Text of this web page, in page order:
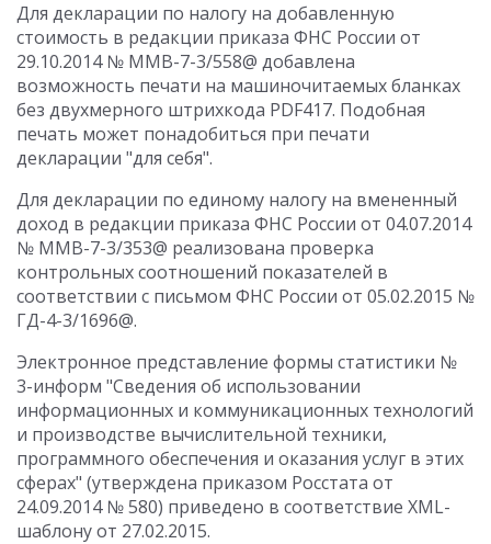
Для декларации по налогу на добавленную
стоимость в редакции приказа ФНС России от
29.10.2014 № ММВ-7-3/558@ добавлена
возможность печати на машиночитаемых бланках
без двухмерного штрихкода PDF417. Подобная
печать может понадобиться при печати
декларации "для себя".
Для декларации по единому налогу на вмененный
доход в редакции приказа ФНС России от 04.07.2014
№ ММВ-7-3/353@ реализована проверка
контрольных соотношений показателей в
соответствии с письмом ФНС России от 05.02.2015 №
ГД-4-3/1696@.
Электронное представление формы статистики №
3-информ "Сведения об использовании
информационных и коммуникационных технологий
и производстве вычислительной техники,
программного обеспечения и оказания услуг в этих
сферах" (утверждена приказом Росстата от
24.09.2014 № 580) приведено в соответствие XML-
шаблону от 27.02.2015.